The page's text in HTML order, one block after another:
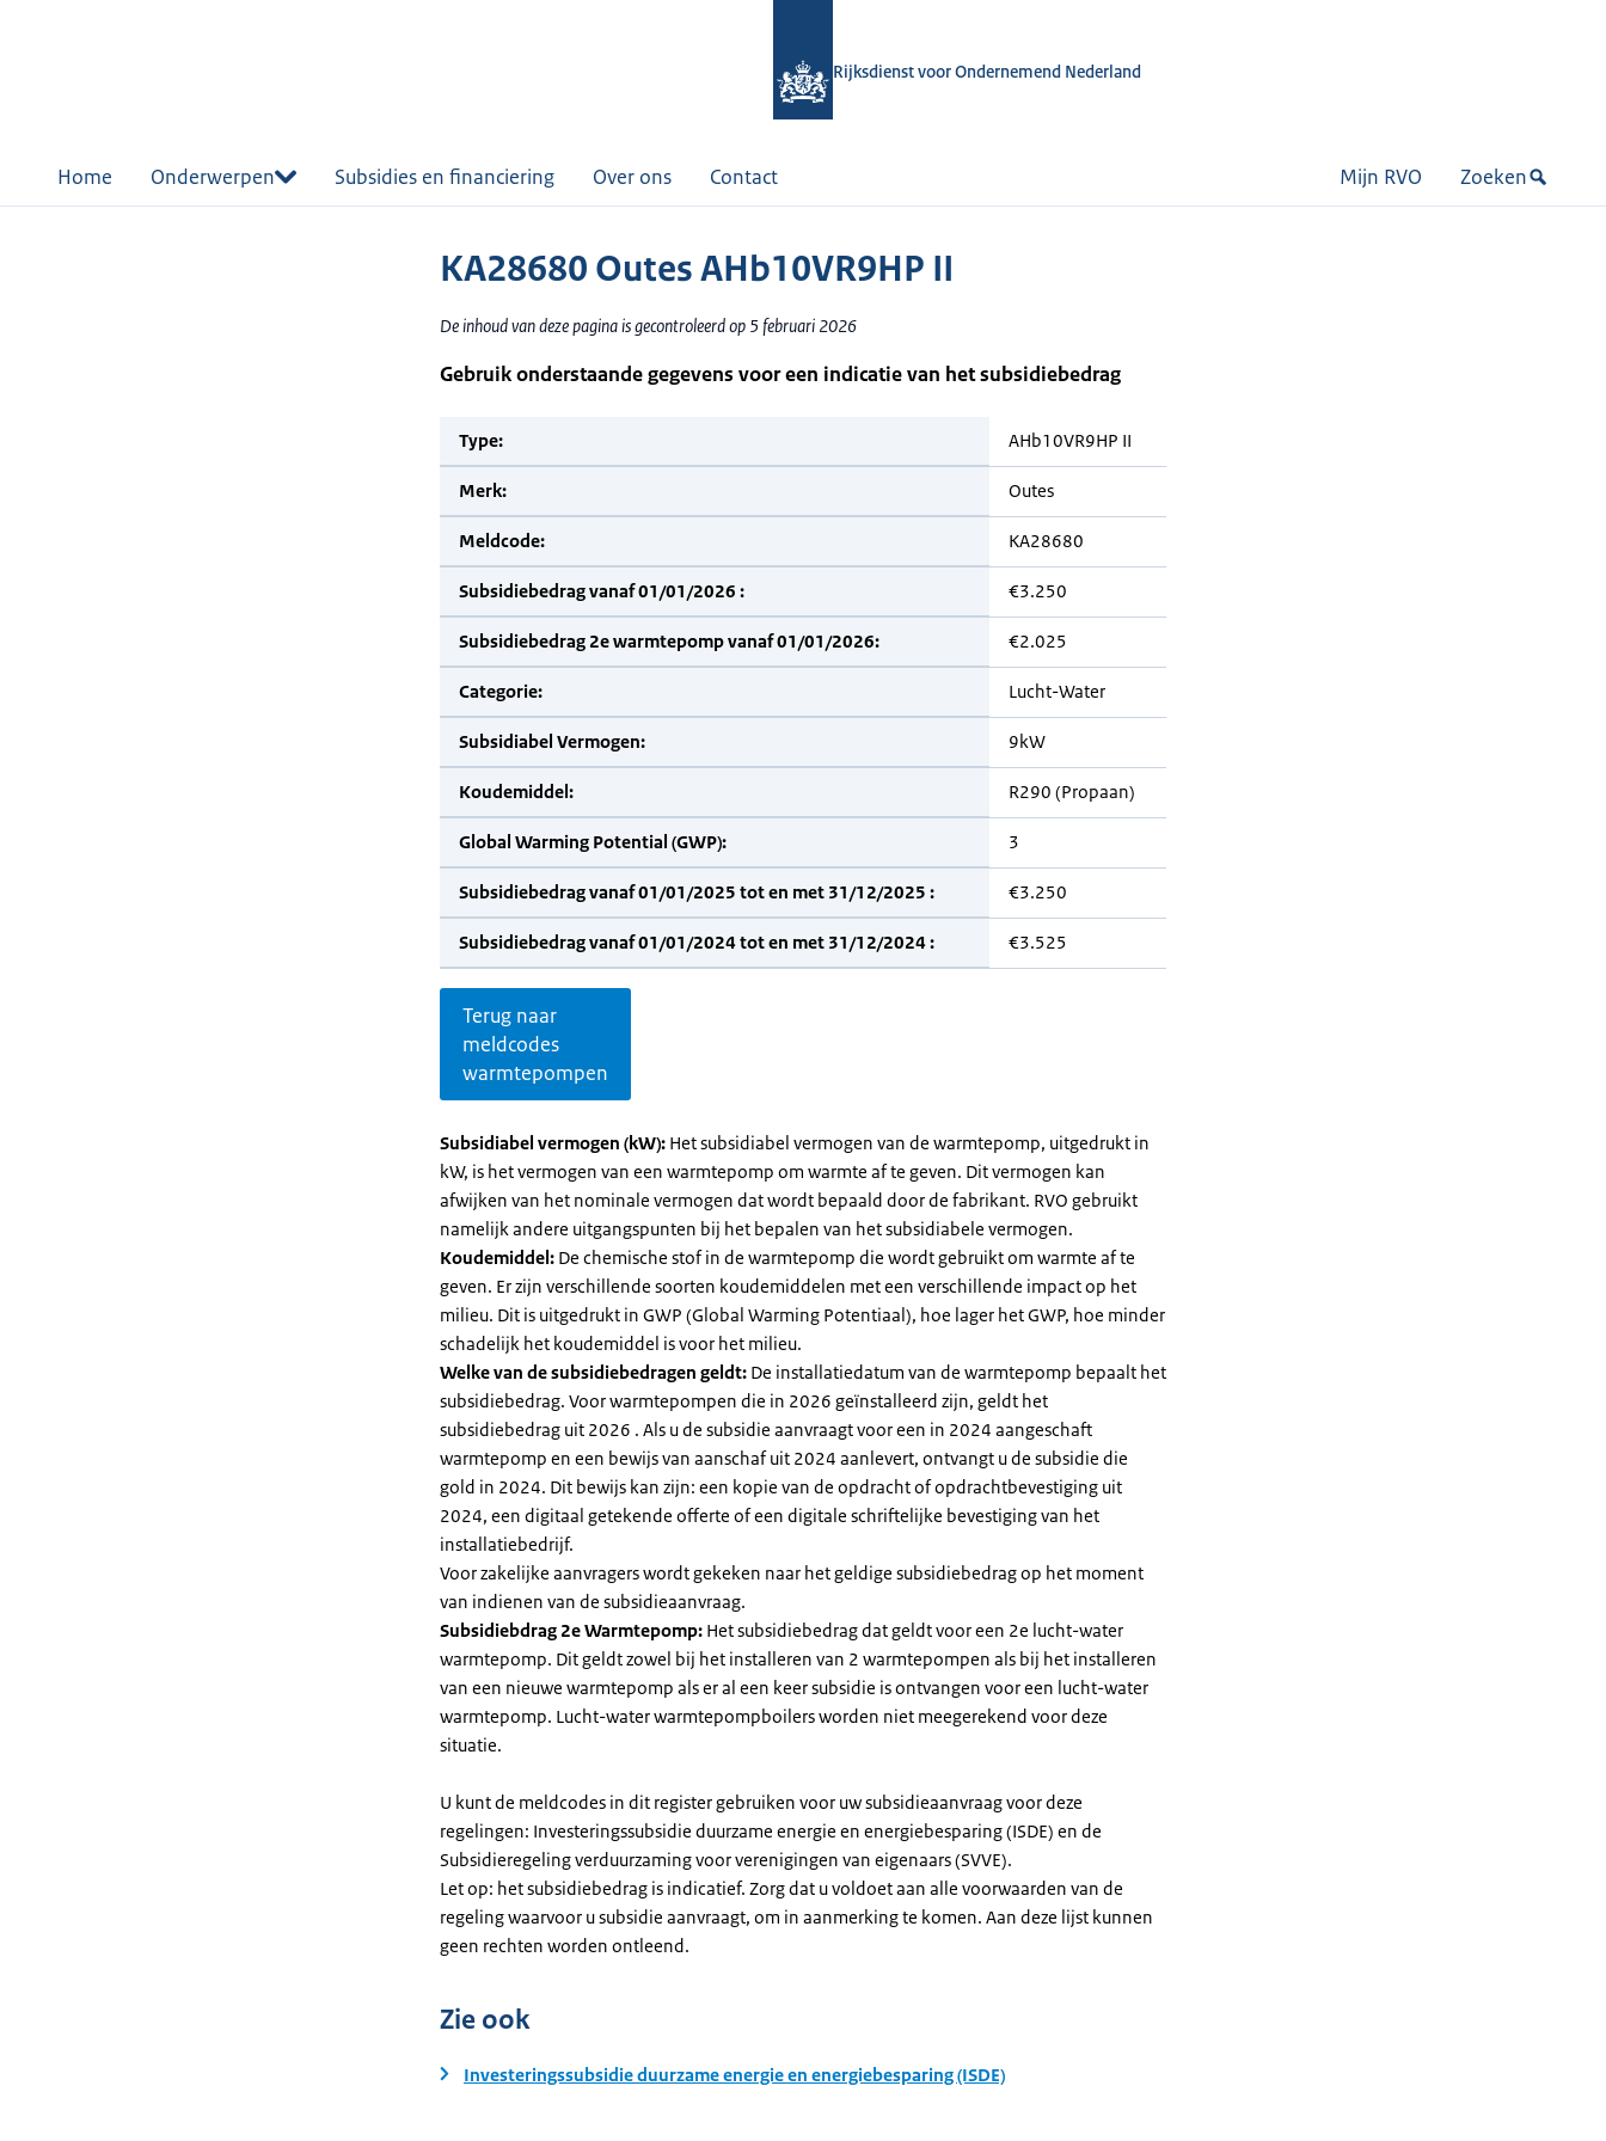
Rijksdienst voor Ondernemend Nederland
Home Onderwerpen Subsidies en financiering Over ons Contact Mijn RVO Zoeken
KA28680 Outes AHb10VR9HP II
De inhoud van deze pagina is gecontroleerd op 5 februari 2026
Gebruik onderstaande gegevens voor een indicatie van het subsidiebedrag
Type: AHb10VR9HP II
Merk: Outes
Meldcode: KA28680
Subsidiebedrag vanaf 01/01/2026 : €3.250
Subsidiebedrag 2e warmtepomp vanaf 01/01/2026: €2.025
Categorie: Lucht-Water
Subsidiabel Vermogen: 9kW
Koudemiddel: R290 (Propaan)
Global Warming Potential (GWP): 3
Subsidiebedrag vanaf 01/01/2025 tot en met 31/12/2025 : €3.250
Subsidiebedrag vanaf 01/01/2024 tot en met 31/12/2024 : €3.525
Terug naar
meldcodes
warmtepompen
Subsidiabel vermogen (kW): Het subsidiabel vermogen van de warmtepomp, uitgedrukt in
kW, is het vermogen van een warmtepomp om warmte af te geven. Dit vermogen kan
afwijken van het nominale vermogen dat wordt bepaald door de fabrikant. RVO gebruikt
namelijk andere uitgangspunten bij het bepalen van het subsidiabele vermogen.
Koudemiddel: De chemische stof in de warmtepomp die wordt gebruikt om warmte af te
geven. Er zijn verschillende soorten koudemiddelen met een verschillende impact op het
milieu. Dit is uitgedrukt in GWP (Global Warming Potentiaal), hoe lager het GWP, hoe minder
schadelijk het koudemiddel is voor het milieu.
Welke van de subsidiebedragen geldt: De installatiedatum van de warmtepomp bepaalt het
subsidiebedrag. Voor warmtepompen die in 2026 geïnstalleerd zijn, geldt het
subsidiebedrag uit 2026 . Als u de subsidie aanvraagt voor een in 2024 aangeschaft
warmtepomp en een bewijs van aanschaf uit 2024 aanlevert, ontvangt u de subsidie die
gold in 2024. Dit bewijs kan zijn: een kopie van de opdracht of opdrachtbevestiging uit
2024, een digitaal getekende offerte of een digitale schriftelijke bevestiging van het
installatiebedrijf.
Voor zakelijke aanvragers wordt gekeken naar het geldige subsidiebedrag op het moment
van indienen van de subsidieaanvraag.
Subsidiebdrag 2e Warmtepomp: Het subsidiebedrag dat geldt voor een 2e lucht-water
warmtepomp. Dit geldt zowel bij het installeren van 2 warmtepompen als bij het installeren
van een nieuwe warmtepomp als er al een keer subsidie is ontvangen voor een lucht-water
warmtepomp. Lucht-water warmtepompboilers worden niet meegerekend voor deze
situatie.
U kunt de meldcodes in dit register gebruiken voor uw subsidieaanvraag voor deze
regelingen: Investeringssubsidie duurzame energie en energiebesparing (ISDE) en de
Subsidieregeling verduurzaming voor verenigingen van eigenaars (SVVE).
Let op: het subsidiebedrag is indicatief. Zorg dat u voldoet aan alle voorwaarden van de
regeling waarvoor u subsidie aanvraagt, om in aanmerking te komen. Aan deze lijst kunnen
geen rechten worden ontleend.
Zie ook
Investeringssubsidie duurzame energie en energiebesparing (ISDE)